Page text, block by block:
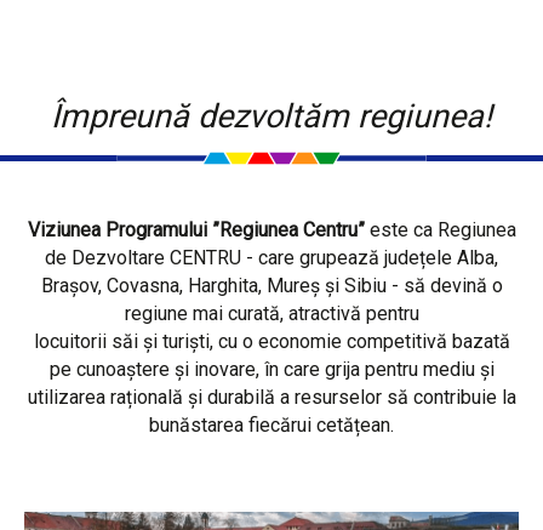
Împreună dezvoltăm regiunea!
Viziunea Programului ”Regiunea Centru”este ca Regiunea
de Dezvoltare CENTRU - care grupează județele Alba,
Brașov, Covasna, Harghita, Mureș și Sibiu - să devină o
regiune mai curată, atractivă pentru
locuitorii săi și turiști, cu o economie competitivă bazată
pe cunoaștere și inovare, în care grija pentru mediu și
utilizarea rațională și durabilă a resurselor să contribuie la
bunăstarea fiecărui cetățean.